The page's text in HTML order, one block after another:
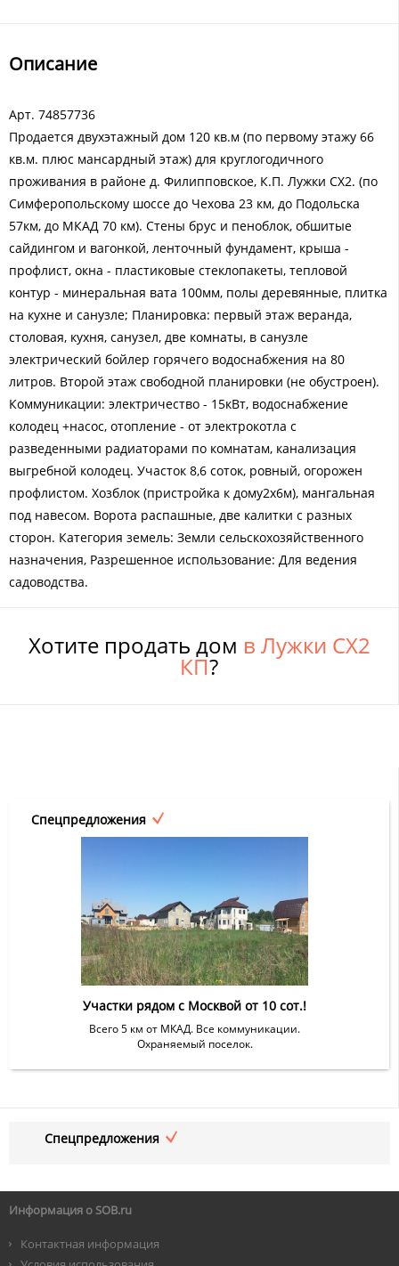
Описание
Арт. 74857736
Продается двухэтажный дом 120 кв.м (по первому этажу 66
кв.м. плюс мансардный этаж) для круглогодичного
проживания в районе д. Филипповское, К.П. Лужки СХ2. (по
Симферопольскому шоссе до Чехова 23 км, до Подольска
57км, до МКАД 70 км). Стены брус и пеноблок, обшитые
сайдингом и вагонкой, ленточный фундамент, крыша -
профлист, окна - пластиковые стеклопакеты, тепловой
контур - минеральная вата 100мм, полы деревянные, плитка
на кухне и санузле; Планировка: первый этаж веранда,
столовая, кухня, санузел, две комнаты, в санузле
электрический бойлер горячего водоснабжения на 80
литров. Второй этаж свободной планировки (не обустроен).
Коммуникации: электричество - 15кВт, водоснабжение
колодец +насос, отопление - от электрокотла с
разведенными радиаторами по комнатам, канализация
выгребной колодец. Участок 8,6 соток, ровный, огорожен
профлистом. Хозблок (пристройка к дому2х6м), мангальная
под навесом. Ворота распашные, две калитки с разных
сторон. Категория земель: Земли сельскохозяйственного
назначения, Разрешенное использование: Для ведения
садоводства.
Хотите продать дом в Лужки СХ2
КП?
Спецпредложения
Участки рядом с Москвой от 10 сот.!
Всего 5 км от МКАД. Все коммуникации.
Охраняемый поселок.
Спецпредложения
Информация о SOB.ru
Контактная информация